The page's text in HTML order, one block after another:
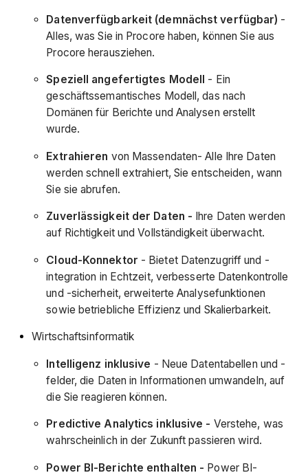
Datenverfügbarkeit (demnächst verfügbar) -
Alles, was Sie in Procore haben, können Sie aus
Procore herausziehen.
Speziell angefertigtes Modell
- Ein
geschäftssemantisches Modell, das nach
Domänen für Berichte und Analysen erstellt
wurde.
Extrahieren von Massendaten- Alle Ihre Daten
werden schnell extrahiert, Sie entscheiden, wann
Sie sie abrufen.
Zuverlässigkeit der Daten - Ihre Daten werden
auf Richtigkeit und Vollständigkeit überwacht.
Cloud-Konnektor - Bietet Datenzugriff und -
integration in Echtzeit, verbesserte Datenkontrolle
und -sicherheit, erweiterte Analysefunktionen
sowie betriebliche Effizienz und Skalierbarkeit.
Wirtschaftsinformatik
Intelligenz inklusive - Neue Datentabellen und -
felder, die Daten in Informationen umwandeln, auf
die Sie reagieren können.
Predictive Analytics inklusive - Verstehe, was
wahrscheinlich in der Zukunft passieren wird.
Power BI-Berichte enthalten - Power BI-